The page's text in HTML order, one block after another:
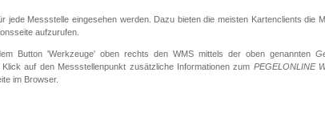
jede Messstelle eingesehen werden. Dazu bieten die meisten Kartenclients die
aufzurufen.
Button 'Werkzeuge' oben rechts den WMS mittels der oben genannten
auf den Messstellenpunkt zusätzliche Informationen zum PEGELONLINE
im Browser.